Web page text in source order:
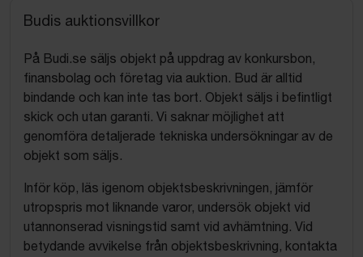
Budis auktionsvillkor
På Budi.se säljs objekt på uppdrag av konkursbon,
finansbolag och företag via auktion. Bud är alltid
bindande och kan inte tas bort. Objekt säljs i befintligt
skick och utan garanti. Vi saknar möjlighet att
genomföra detaljerade tekniska undersökningar av de
objekt som säljs.
Inför köp, läs igenom objektsbeskrivningen, jämför
utropspris mot liknande varor, undersök objekt vid
utannonserad visningstid samt vid avhämtning. Vid
betydande avvikelse från objektsbeskrivning, kontakta